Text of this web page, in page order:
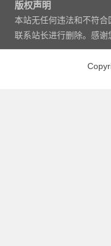
版权声明
本站无任何违法和不符
联系站长进行删除。感谢